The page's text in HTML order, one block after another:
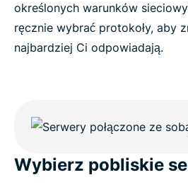
określonych warunków
ręcznie wybrać protokoły, aby
najbardziej Ci odpowiadają.
Wybierz pobliskie